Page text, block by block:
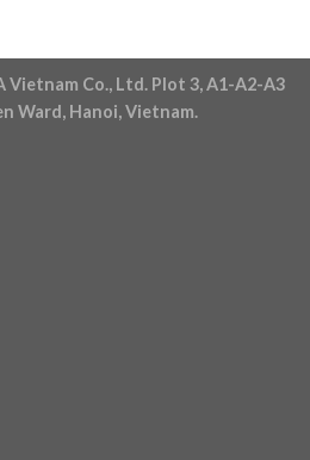
Vietnam Co., Ltd. Plot 3, A1-A2-A3
Ward, Hanoi, Vietnam.